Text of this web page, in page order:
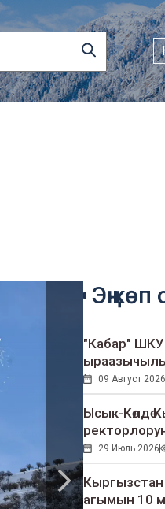
Эң көп
"Кабар" ШКУ
09 Август 2026
Ысык-Көлдө
29 Июль 2026
агымын 10